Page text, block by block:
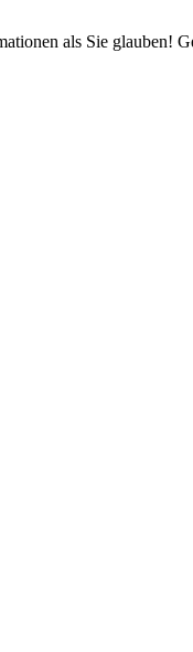
als Sie glauben!